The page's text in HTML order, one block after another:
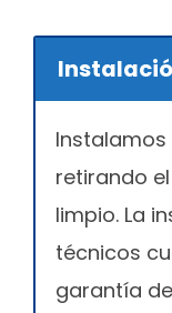
retirando
limpio. La
técnicos
garantía